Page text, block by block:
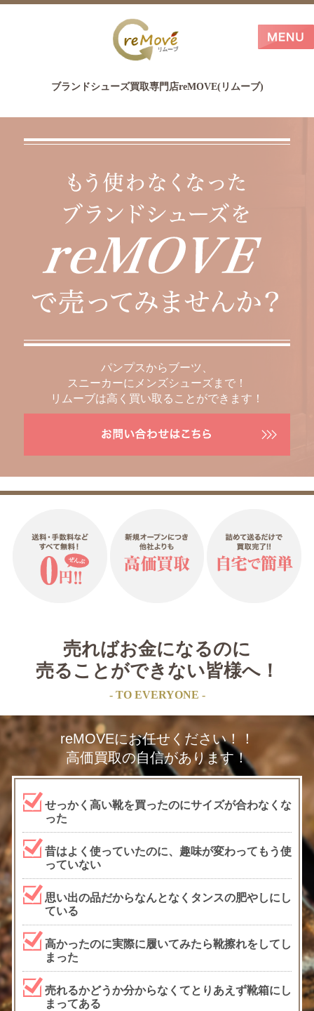
ブランドシューズ買取専門店reMOVE(リムーブ)
パンプスからブーツ、
スニーカーにメンズシューズまで！
リムーブは高く買い取ることができます！
売ればお金になるのに
売ることができない皆様へ！
- TO EVERYONE -
reMOVEにお任せください！！
高価買取の自信があります！
せっかく高い靴を買ったのにサイズが合わなくな
った
昔はよく使っていたのに、趣味が変わってもう使
っていない
思い出の品だからなんとなくタンスの肥やしにし
ている
高かったのに実際に履いてみたら靴擦れをしてし
まった
売れるかどうか分からなくてとりあえず靴箱にし
まってある